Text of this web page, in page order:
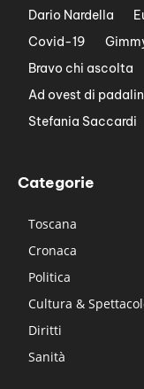
Dario Nardella
Covid-19
Bravo chi ascolta
Ad ovest di
Stefania Saccardi
Categorie
Toscana
Cronaca
Politica
Cultura &
Diritti
Sanità